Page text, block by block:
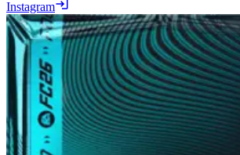
Instagram